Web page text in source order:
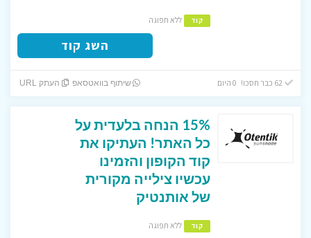
קוד ללא תפוגה
השג קוד
שיתוף בוואטסאפ העתק URL
15% הנחה בלעדית על
כל האתר! העתיקו את
קוד הקופון והזמינו
עכשיו צילייה מקורית
של אותנטיק
קוד ללא תפוגה